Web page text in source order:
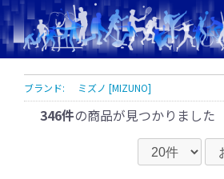
ブランド: ミズノ [MIZUNO]
346件の商品が見つかりました